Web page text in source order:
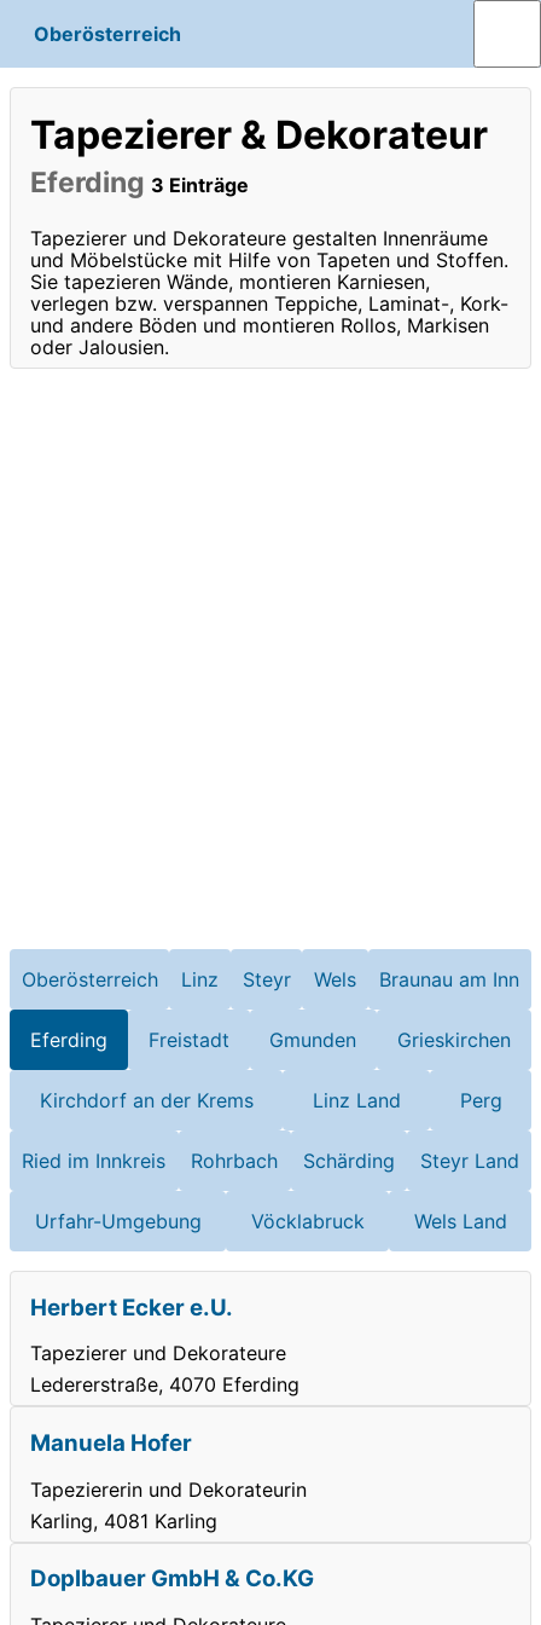
Oberösterreich
Tapezierer & Dekorateur
Eferding 3 Einträge
Tapezierer und Dekorateure gestalten Innenräume
und Möbelstücke mit Hilfe von Tapeten und Stoffen.
Sie tapezieren Wände, montieren Karniesen,
verlegen bzw. verspannen Teppiche, Laminat-, Kork-
und andere Böden und montieren Rollos, Markisen
oder Jalousien.
Oberösterreich Linz Steyr Wels Braunau am Inn
Eferding Freistadt Gmunden Grieskirchen
Kirchdorf an der Krems Linz Land Perg
Ried im Innkreis Rohrbach Schärding Steyr Land
Urfahr-Umgebung Vöcklabruck Wels Land
Herbert Ecker e.U.
Tapezierer und Dekorateure
Ledererstraße, 4070 Eferding
Manuela Hofer
Tapeziererin und Dekorateurin
Karling, 4081 Karling
Doplbauer GmbH & Co.KG